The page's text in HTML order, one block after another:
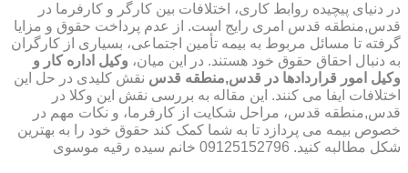
در دنیای پیچیده روابط کاری، اختلافات بین کارگر و کارفرما در
قدس,منطقه قدس امری رایج است. از عدم پرداخت حقوق و مزایا
گرفته تا مسائل مربوط به بیمه تأمین اجتماعی، بسیاری از کارگران
به دنبال احقاق حقوق خود هستند. در این میان، وکیل اداره کار و
وکیل امور قراردادها در قدس,منطقه قدس نقش کلیدی در حل این
اختلافات ایفا می کنند. این مقاله به بررسی نقش این وکلا در
قدس,منطقه قدس، مراحل شکایت از کارفرما، و نکات مهم در
خصوص بیمه می پردازد تا به شما کمک کند حقوق خود را به بهترین
شکل مطالبه کنید. 09125152796 خانم سیده رقیه موسوی